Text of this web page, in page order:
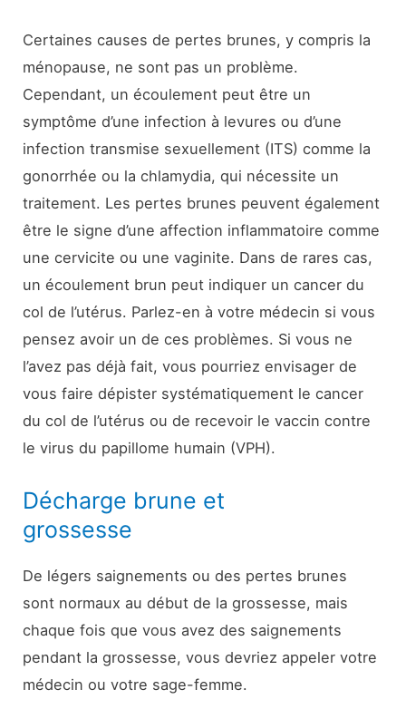
Certaines causes de pertes brunes, y compris la
ménopause, ne sont pas un problème.
Cependant, un écoulement peut être un
symptôme d’une infection à levures ou d’une
infection transmise sexuellement (ITS) comme la
gonorrhée ou la chlamydia, qui nécessite un
traitement. Les pertes brunes peuvent également
être le signe d’une affection inflammatoire comme
une cervicite ou une vaginite. Dans de rares cas,
un écoulement brun peut indiquer un cancer du
col de l’utérus. Parlez-en à votre médecin si vous
pensez avoir un de ces problèmes. Si vous ne
l’avez pas déjà fait, vous pourriez envisager de
vous faire dépister systématiquement le cancer
du col de l’utérus ou de recevoir le vaccin contre
le virus du papillome humain (VPH).
Décharge brune et
grossesse
De légers saignements ou des pertes brunes
sont normaux au début de la grossesse, mais
chaque fois que vous avez des saignements
pendant la grossesse, vous devriez appeler votre
médecin ou votre sage-femme.